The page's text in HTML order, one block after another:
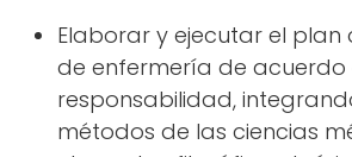
Elaborar y ejecutar el plan
de enfermería de acuerdo
responsabilidad,
métodos de las ciencias